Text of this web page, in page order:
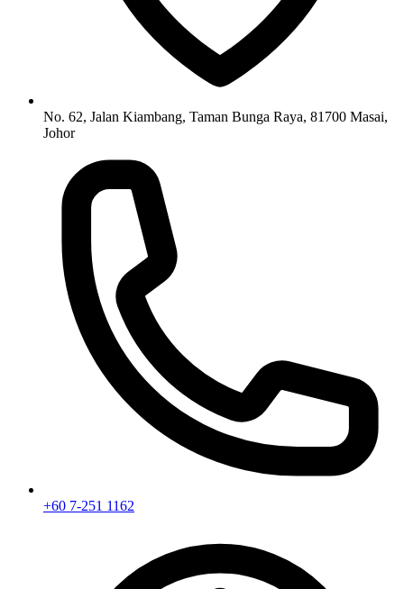
No. 62, Jalan Kiambang, Taman Bunga Raya, 81700 Masai,
Johor
+60 7-251 1162